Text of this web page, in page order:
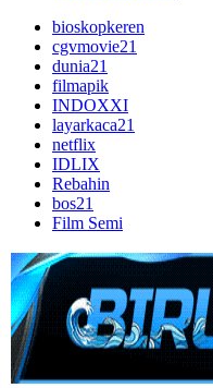
bioskopkeren
cgvmovie21
dunia21
filmapik
INDOXXI
layarkaca21
netflix
IDLIX
Rebahin
bos21
Film Semi